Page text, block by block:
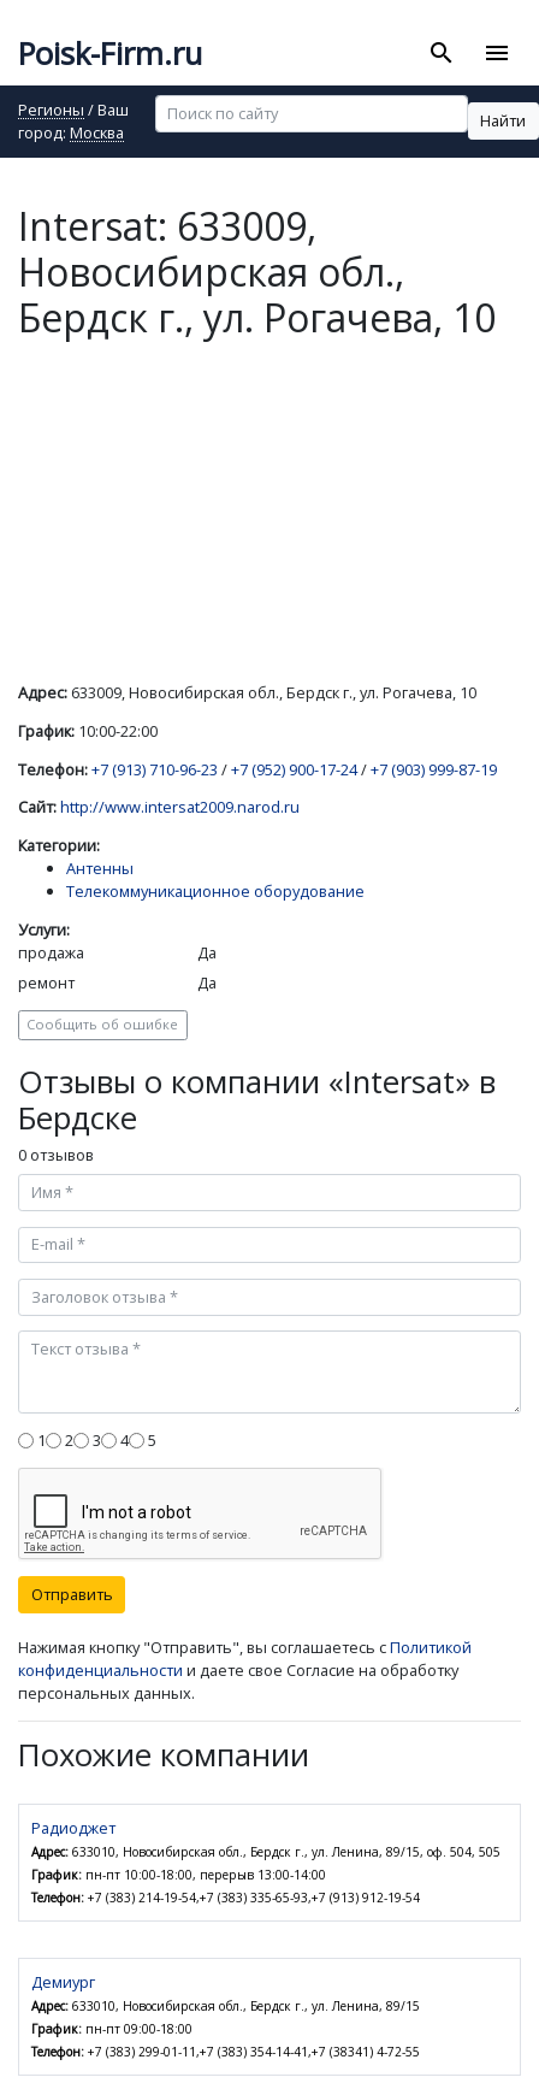
Poisk-Firm.ru search menu
Регионы / Ваш
город: Москва
Найти
Intersat: 633009,
Новосибирская обл.,
Бердск г., ул. Рогачева, 10
Адрес: 633009, Новосибирская обл., Бердск г., ул. Рогачева, 10
График: 10:00-22:00
Телефон:+7 (913) 710-96-23 /+7 (952) 900-17-24/+7 (903) 999-87-19
Сайт:http://www.intersat2009.narod.ru
Категории:
Антенны
Телекоммуникационное оборудование
Услуги:
продажа
Да
ремонт
Да
Сообщить об ошибке
Отзывы о компании «Intersat» в
Бердске
0 отзывов
1 2 3 4 5
Отправить
Нажимая кнопку "Отправить", вы соглашаетесь сПолитикой
конфиденциальности и даете свое Согласие на обработку
персональных данных.
Похожие компании
Радиоджет
Адрес: 633010, Новосибирская обл., Бердск г., ул. Ленина, 89/15, оф. 504, 505
График: пн-пт 10:00-18:00, перерыв 13:00-14:00
Телефон: +7 (383) 214-19-54,+7 (383) 335-65-93,+7 (913) 912-19-54
Демиург
Адрес: 633010, Новосибирская обл., Бердск г., ул. Ленина, 89/15
График: пн-пт 09:00-18:00
Телефон: +7 (383) 299-01-11,+7 (383) 354-14-41,+7 (38341) 4-72-55